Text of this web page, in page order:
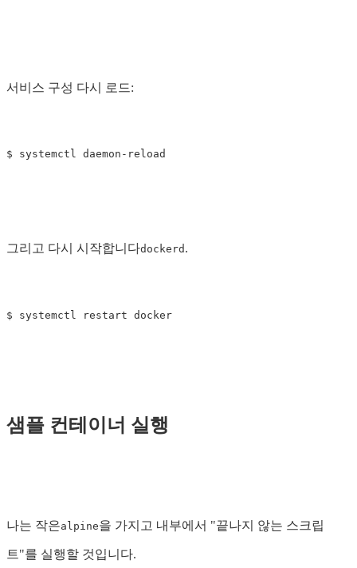
서비스 구성 다시 로드:
$
그리고 다시 시작합니다dockerd .
$
샘플 컨테이너 실행
나는 작은alpine을 가지고 내부에서 "끝나지 않는 스크립
트"를 실행할 것입니다.